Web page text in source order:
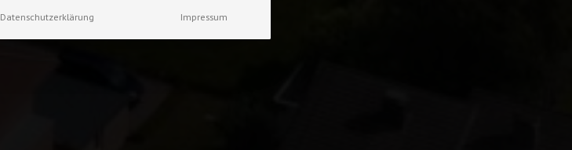
Datenschutzerklärung Impressum